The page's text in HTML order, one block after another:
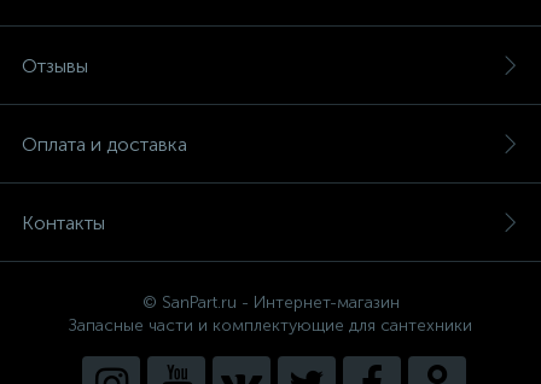
Отзывы
Оплата и доставка
Контакты
© SanPart.ru - Интернет-магазин
Запасные части и комплектующие для сантехники